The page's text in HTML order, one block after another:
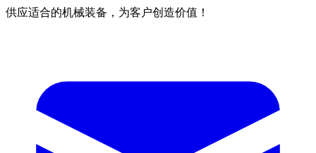
供应适合的机械装备，为客户创造价值！